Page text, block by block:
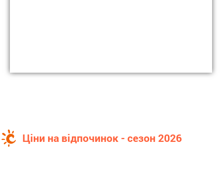
Ціни на відпочинок - сезон 2026